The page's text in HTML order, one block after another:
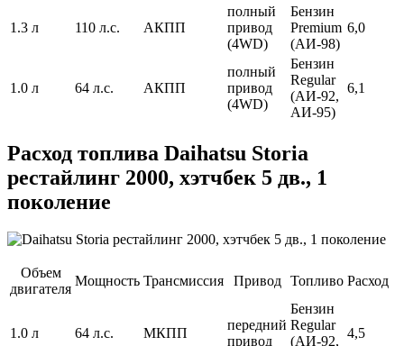
1.3 л 110 л.с. АКПП
полный
привод
(4WD)
Бензин
Premium
(АИ-98)
6,0
1.0 л 64 л.с. АКПП
полный
привод
(4WD)
Бензин
Regular
(АИ-92,
АИ-95)
6,1
Расход топлива Daihatsu Storia
рестайлинг 2000, хэтчбек 5 дв., 1
поколение
Объем
двигателя
Мощность Трансмиссия Привод Топливо Расход
1.0 л 64 л.с. МКПП
передний
привод
Бензин
Regular
(АИ-92,
4,5